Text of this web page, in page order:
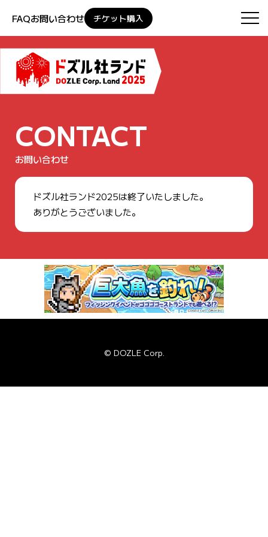
FAQお問い合わせ チケット購入
CONTACT
お問い合わせ
ドズル社ランド2025は終了いたしました。
ありがとうございました。
© DOZLE Corp.